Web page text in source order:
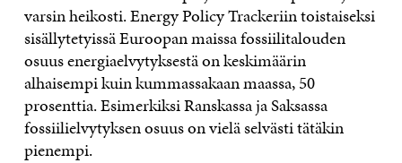
varsin heikosti. Energy Policy Trackeriin toistaiseksi
sisällytetyissä Euroopan maissa fossiilitalouden
osuus energiaelvytyksestä on keskimäärin
alhaisempi kuin kummassakaan maassa, 50
prosenttia. Esimerkiksi Ranskassa ja Saksassa
fossiilielvytyksen osuus on vielä selvästi tätäkin
pienempi.